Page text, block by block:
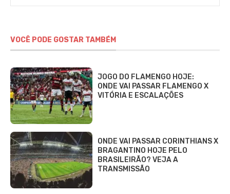
VOCÊ PODE GOSTAR TAMBÉM
JOGO DO FLAMENGO HOJE:
ONDE VAI PASSAR FLAMENGO X
VITÓRIA E ESCALAÇÕES
ONDE VAI PASSAR CORINTHIANS X
BRAGANTINO HOJE PELO
BRASILEIRÃO? VEJA A
TRANSMISSÃO